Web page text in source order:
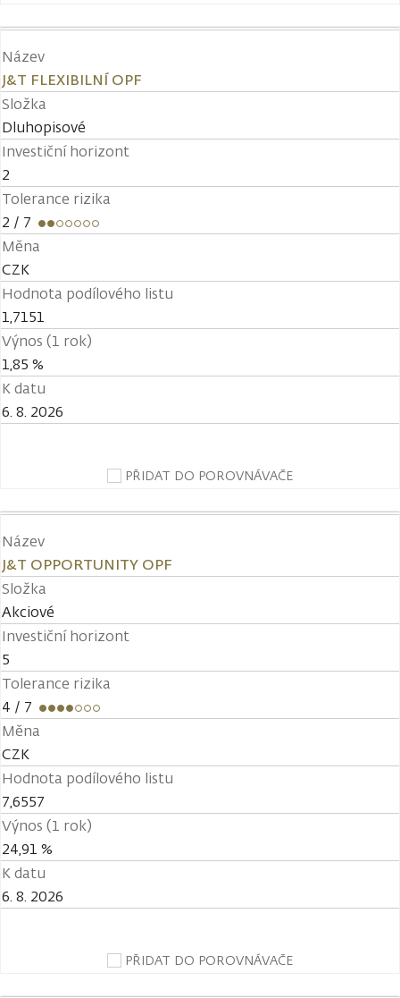
Název
J&T FLEXIBILNÍ OPF
Složka
Dluhopisové
Investiční horizont
2
Tolerance rizika
2 / 7
Měna
CZK
Hodnota podílového listu
1,7151
Výnos (1 rok)
1,85 %
K datu
6. 8. 2026
PŘIDAT DO POROVNÁVAČE
Název
J&T OPPORTUNITY OPF
Složka
Akciové
Investiční horizont
5
Tolerance rizika
4 / 7
Měna
CZK
Hodnota podílového listu
7,6557
Výnos (1 rok)
24,91 %
K datu
6. 8. 2026
PŘIDAT DO POROVNÁVAČE